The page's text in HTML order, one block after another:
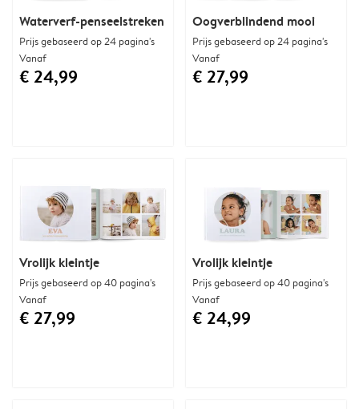
Vrolijk kleintje
Prijs gebaseerd op 40 pagina's
Vanaf
€ 27,99
Vrolijk kleintje
Prijs gebaseerd op 40 pagina's
Vanaf
€ 24,99
Waterverf-penseelstreken
Prijs gebaseerd op 24 pagina's
Vanaf
€ 24,99
Oogverblindend mooi
Prijs gebaseerd op 24 pagina's
Vanaf
€ 27,99